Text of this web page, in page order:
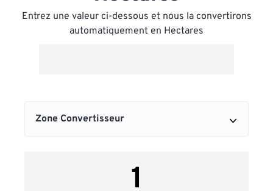
Entrez une valeur ci-dessous et nous la convertirons
automatiquement en Hectares